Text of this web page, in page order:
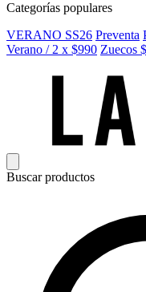
Categorías populares
VERANO SS26 Preventa
Verano / 2 x $990 Zuecos
Buscar productos